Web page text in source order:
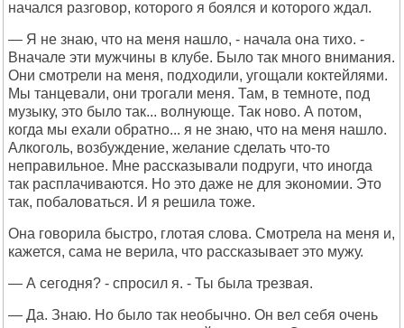
начался разговор, которого я боялся и которого ждал.
— Я не знаю, что на меня нашло, - начала она тихо. -
Вначале эти мужчины в клубе. Было так много внимания.
Они смотрели на меня, подходили, угощали коктейлями.
Мы танцевали, они трогали меня. Там, в темноте, под
музыку, это было так... волнующе. Так ново. А потом,
когда мы ехали обратно... я не знаю, что на меня нашло.
Алкоголь, возбуждение, желание сделать что-то
неправильное. Мне рассказывали подруги, что иногда
так расплачиваются. Но это даже не для экономии. Это
так, побаловаться. И я решила тоже.
Она говорила быстро, глотая слова. Смотрела на меня и,
кажется, сама не верила, что рассказывает это мужу.
— А сегодня? - спросил я. - Ты была трезвая.
— Да. Знаю. Но было так необычно. Он вел себя очень